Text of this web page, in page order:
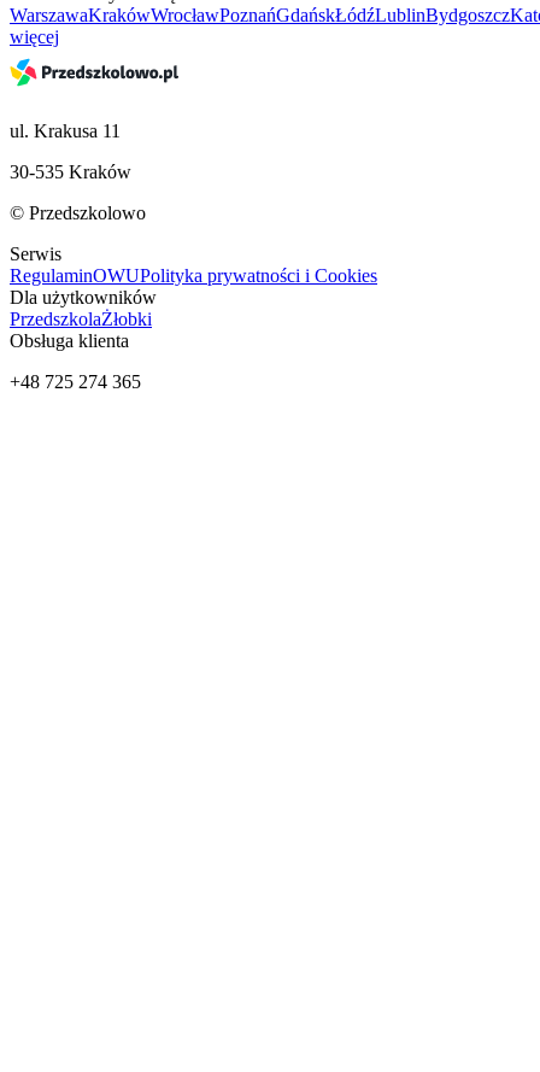
WarszawaKrakówWrocławPoznańGdańskŁódźLublinBydgoszcz
więcej
ul. Krakusa 11
30-535 Kraków
© Przedszkolowo
Serwis
RegulaminOWUPolityka prywatności i Cookies
Dla użytkowników
PrzedszkolaŻłobki
Obsługa klienta
+48 725 274 365